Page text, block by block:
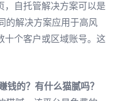
，自托管解决方案可以是
的解决方案应用于高风
十个客户或区域账号。这
钱的？有什么猫腻吗？